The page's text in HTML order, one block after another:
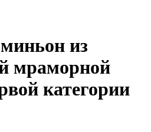
из
мраморной
категории